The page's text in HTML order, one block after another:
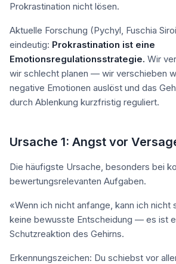
Prokrastination nicht lösen.
Aktuelle Forschung (Pychyl, Fuschia
eindeutig: Prokrastination ist eine
Emotionsregulationsstrategie. Wir
wir schlecht planen — wir verschieben
negative Emotionen auslöst und das
durch Ablenkung kurzfristig reguliert.
Ursache 1: Angst vor
Die häufigste Ursache, besonders bei
bewertungsrelevanten Aufgaben.
«Wenn ich nicht anfange, kann ich nicht
keine bewusste Entscheidung — es ist
Schutzreaktion des Gehirns.
Erkennungszeichen: Du schiebst vor